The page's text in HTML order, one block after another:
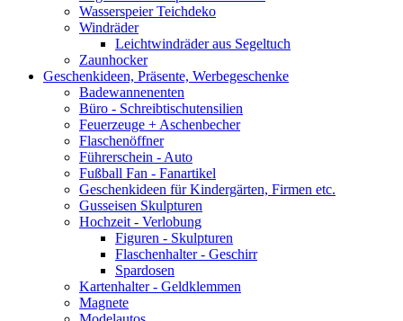
Wasserspeier Teichdeko
Windräder
Leichtwindräder aus Segeltuch
Zaunhocker
Geschenkideen, Präsente, Werbegeschenke
Badewannenenten
Büro - Schreibtischutensilien
Feuerzeuge + Aschenbecher
Flaschenöffner
Führerschein - Auto
Fußball Fan - Fanartikel
Geschenkideen für Kindergärten, Firmen etc.
Gusseisen Skulpturen
Hochzeit - Verlobung
Figuren - Skulpturen
Flaschenhalter - Geschirr
Spardosen
Kartenhalter - Geldklemmen
Magnete